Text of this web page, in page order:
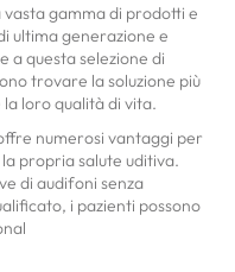
gamma di prodotti e
ultima generazione e
a questa selezione di
trovare la soluzione più
loro qualità di vita.
numerosi vantaggi per
propria salute uditiva.
di audifoni senza
i pazienti possono